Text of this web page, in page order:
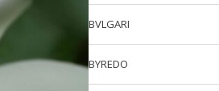
BVLGARI
BYREDO